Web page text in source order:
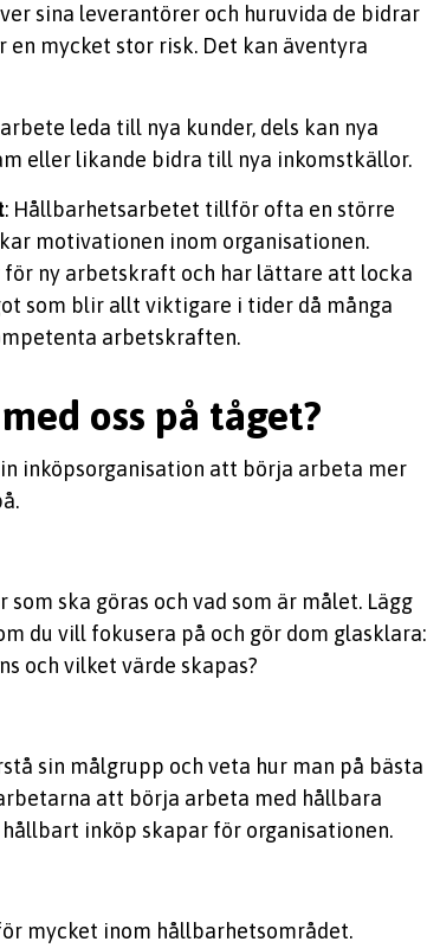
sina leverantörer och huruvida de bidrar
mycket stor risk. Det kan äventyra
leda till nya kunder, dels kan nya
eller likande bidra till nya inkomstkällor.
: Hållbarhetsarbetet tillför ofta en större
motivationen inom organisationen.
ny arbetskraft och har lättare att locka
som blir allt viktigare i tider då många
arbetskraften.
oss på tåget?
inköpsorganisation att börja arbeta mer
ska göras och vad som är målet. Lägg
du vill fokusera på och gör dom glasklara:
och vilket värde skapas?
sin målgrupp och veta hur man på bästa
att börja arbeta med hållbara
inköp skapar för organisationen.
mycket inom hållbarhetsområdet.